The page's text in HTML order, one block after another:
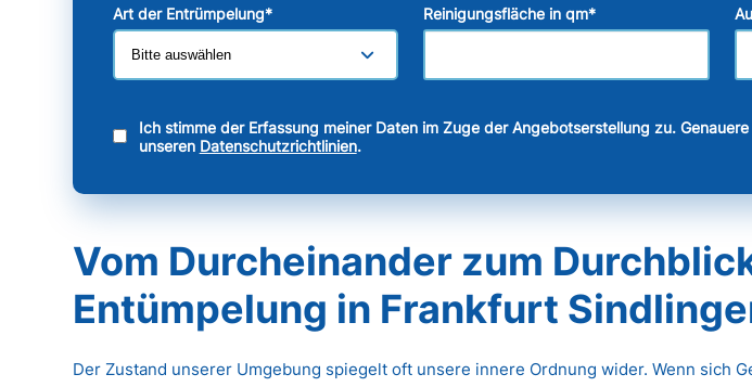
Art der Entrümpelung* Reinigungsfläche in qm*
Ich stimme der Erfassung meiner Daten im Zuge der Angebotserstellung zu.
unseren Datenschutzrichtlinien.
Vom Durcheinander zum
Entümpelung in Frankfurt
Der Zustand unserer Umgebung spiegelt oft unsere innere Ordnung wider. Wenn sich